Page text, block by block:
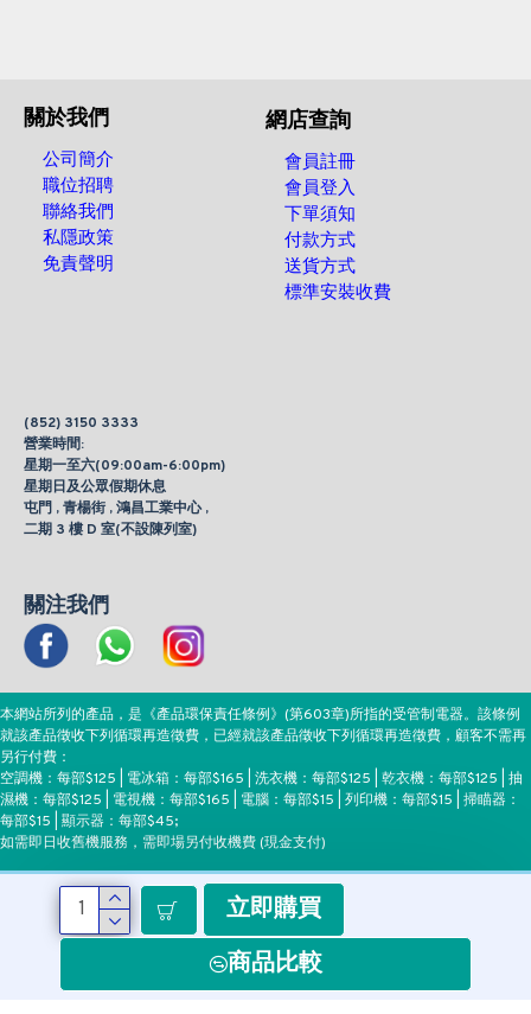
立即購買
商品比較
關於我們
公司簡介
職位招聘
聯絡我們
私隱政策
免責聲明
網店查詢
會員註冊
會員登入
下單須知
付款方式
送貨方式
標準安裝收費
(852) 3150 3333
營業時間:
星期一至六(09:00am-6:00pm)
星期日及公眾假期休息
屯門 , 青楊街 , 鴻昌工業中心 ,
二期 3 樓 D 室(不設陳列室)
關注我們
本網站所列的產品，是《產品環保責任條例》(第603章)所指的受管制電器。該條例
就該產品徵收下列循環再造徵費，已經就該產品徵收下列循環再造徵費，顧客不需再
另行付費：
空調機：每部$125 | 電冰箱：每部$165 | 洗衣機：每部$125 | 乾衣機：每部$125 | 抽
濕機：每部$125 | 電視機：每部$165 | 電腦：每部$15 | 列印機：每部$15 | 掃瞄器：
每部$15 | 顯示器：每部$45;
如需即日收舊機服務，需即場另付收機費 (現金支付)